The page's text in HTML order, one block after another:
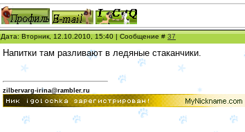
Дата: Вторник, 12.10.2010, 15:40 | Сообщение #37
Напитки там разливают в ледяные стаканчики.
zilbervarg-irina@rambler.ru